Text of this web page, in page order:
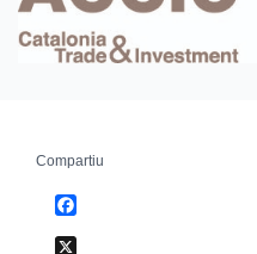
Compartiu